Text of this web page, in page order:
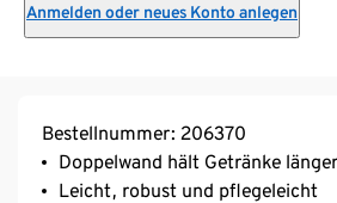
Anmelden oder neues Konto anlegen
Bestellnummer: 206370
Doppelwand hält Getränke
Leicht, robust und pflegeleicht